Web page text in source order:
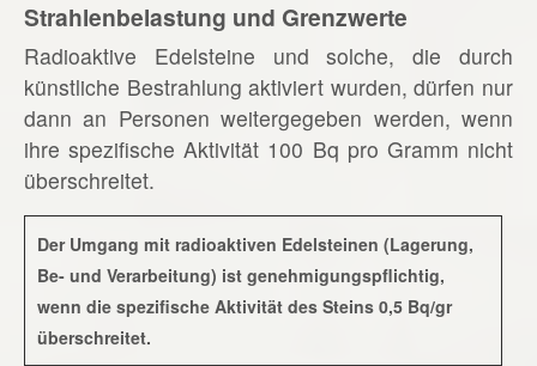
Strahlenbelastung und Grenzwerte
Radioaktive Edelsteine und solche, die durch
künstliche Bestrahlung aktiviert wurden, dürfen nur
dann an Personen weitergegeben werden, wenn
ihre spezifische Aktivität 100 Bq pro Gramm nicht
überschreitet.
Der Umgang mit radioaktiven Edelsteinen (Lagerung,
Be- und Verarbeitung) ist genehmigungspflichtig,
wenn die spezifische Aktivität des Steins 0,5 Bq/gr
überschreitet.